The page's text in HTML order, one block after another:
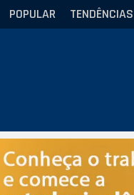
POPULAR TENDÊNCIAS